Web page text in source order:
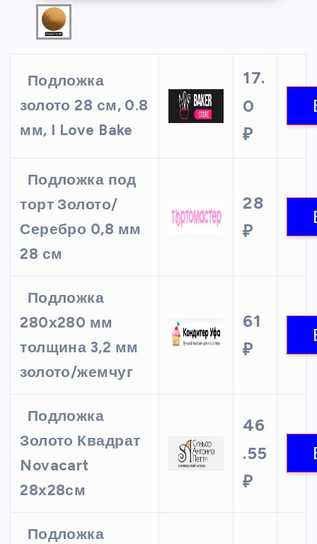
Подложка
золото 28 см, 0.8
мм, I Love Bake
17.
0
₽
Подложка под
торт Золото/
Серебро 0,8 мм
28 см
28
₽
Подложка
280х280 мм
толщина 3,2 мм
золото/жемчуг
61
₽
Подложка
Золото Квадрат
Novacart
28х28см
46
.55
₽
Подложка